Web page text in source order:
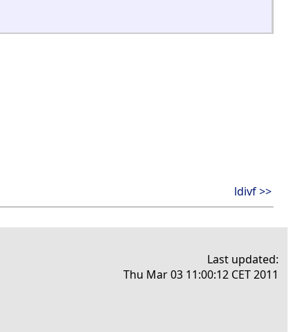
ldivf >>
Last updated:
Thu Mar 03 11:00:12 CET 2011